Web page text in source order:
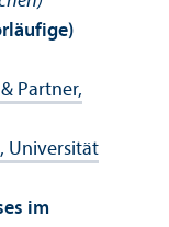
Partner,
Universität
im